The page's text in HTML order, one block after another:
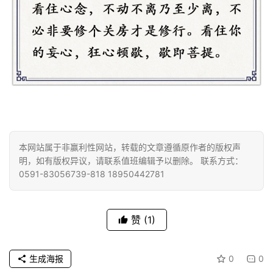
高
僧
心
乐
菩
提
本网站属于非赢利性网站，转载的文章遵循原作者的版权声
明，如有版权异议，请联系值班编辑予以删除。 联系方式：
0591-83056739-818 18950442781
赞 (1)
0 0
生成海报